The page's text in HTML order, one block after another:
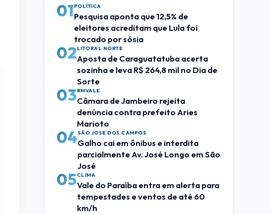
01 POLÍTICA
Pesquisa aponta que 12,5% de
eleitores acreditam que Lula foi
trocado por sósia
02LITORAL NORTE
Aposta de Caraguatatuba acerta
sozinha e leva R$ 264,8 mil no Dia de
Sorte
03RMVALE
Câmara de Jambeiro rejeita
denúncia contra prefeito Aries
Marioto
04SÃO JOSE DOS CAMPOS
Galho cai em ônibus e interdita
parcialmente Av. José Longo em São
José
05CLIMA
Vale do Paraíba entra em alerta para
tempestades e ventos de até 60
km/h